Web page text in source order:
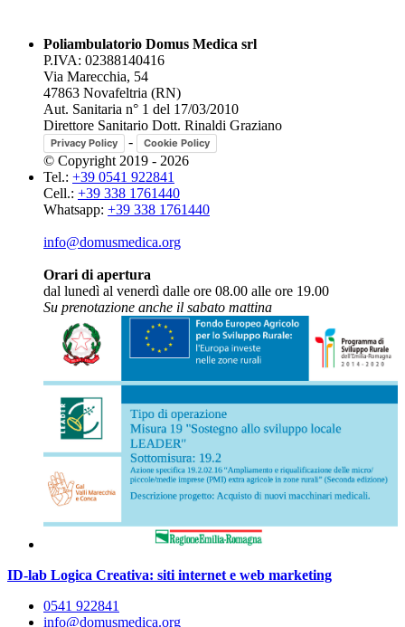
Poliambulatorio Domus Medica srl
P.IVA: 02388140416
Via Marecchia, 54
47863 Novafeltria (RN)
Aut. Sanitaria n° 1 del 17/03/2010
Direttore Sanitario Dott. Rinaldi Graziano
Privacy Policy - Cookie Policy
© Copyright 2019 - 2026
Tel.: +39 0541 922841
Cell.: +39 338 1761440
Whatsapp: +39 338 1761440
info@domusmedica.org
Orari di apertura
dal lunedì al venerdì dalle ore 08.00 alle ore 19.00
Su prenotazione anche il sabato mattina
ID-lab Logica Creativa: siti internet e web marketing
0541 922841
info@domusmedica.org